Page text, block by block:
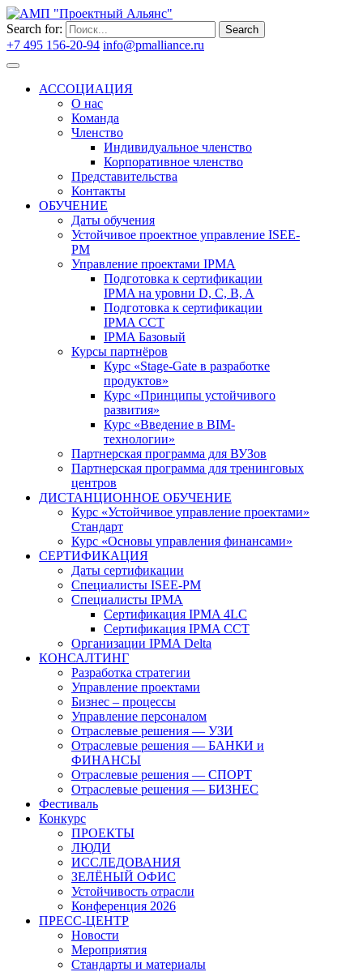
Search for: Search
+7 495 156-20-94 info@pmalliance.ru
АССОЦИАЦИЯ
О нас
Команда
Членство
Индивидуальное членство
Корпоративное членство
Представительства
Контакты
ОБУЧЕНИЕ
Даты обучения
Устойчивое проектное управление ISEE-
PM
Управление проектами IPMA
Подготовка к сертификации
IPMA на уровни D, C, B, A
Подготовка к сертификации
IPMA CCT
IPMA Базовый
Курсы партнёров
Курс «Stage-Gate в разработке
продуктов»
Курс «Принципы устойчивого
развития»
Курс «Введение в BIM-
технологии»
Партнерская программа для ВУЗов
Партнерская программа для тренинговых
центров
ДИСТАНЦИОННОЕ ОБУЧЕНИЕ
Курс «Устойчивое управление проектами»
Стандарт
Курс «Основы управления финансами»
СЕРТИФИКАЦИЯ
Даты сертификации
Специалисты ISEE-PM
Специалисты IPMA
Сертификация IPMA 4LC
Сертификация IPMA CCT
Организации IPMA Delta
КОНСАЛТИНГ
Разработка стратегии
Управление проектами
Бизнес – процессы
Управление персоналом
Отраслевые решения — УЗИ
Отраслевые решения — БАНКИ и
ФИНАНСЫ
Отраслевые решения — СПОРТ
Отраслевые решения — БИЗНЕС
Фестиваль
Конкурс
ПРОЕКТЫ
ЛЮДИ
ИССЛЕДОВАНИЯ
ЗЕЛЁНЫЙ ОФИС
Устойчивость отрасли
Конференция 2026
ПРЕСС-ЦЕНТР
Новости
Мероприятия
Стандарты и материалы